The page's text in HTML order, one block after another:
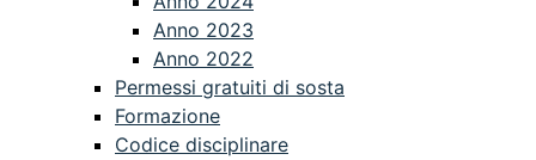
Anno 2023
Anno 2022
Permessi gratuiti di sosta
Formazione
Codice disciplinare